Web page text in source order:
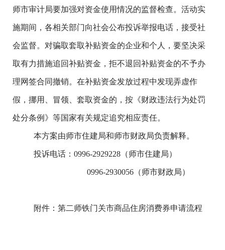
师市审计局要加强对资金使用情况的监督检查。活动实
施期间，各相关部门向社会公布投诉举报电话，接受社
会监督。对骗取套取补贴资金的企业和个人，要坚决采
取有力措施追回补贴资金，拒不退回补贴资金的不予办
理网签合同撤销。在补贴资金发放过程中发现弄虚作
假，挪用、冒领、套取资金的，按《财政违法行为处罚
处分条例》等国家有关规定追究相应责任。
本方案由师市住建局和师市财政局负责解释。
投诉电话：0996-2929228 （师市住建局）
0996-2930056 （师市财政局）
附件：第二师铁门关市商品住房消费券申请流程